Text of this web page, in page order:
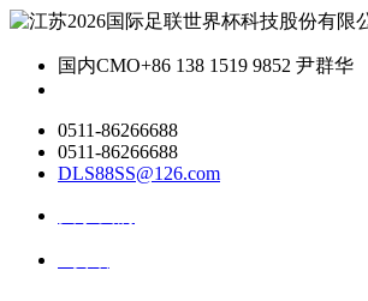
国内CMO+86 138 1519 9852 尹群华
0511-86266688
0511-86266688
DLS88SS@126.com